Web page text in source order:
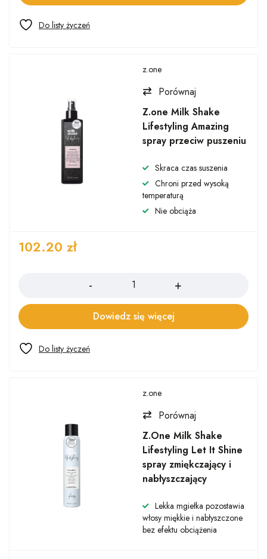
z.one
Porównaj
Z.one Milk Shake
Lifestyling Amazing
spray przeciw puszeniu
Skraca czas suszenia
Chroni przed wysoką
temperaturą
Nie obciąża
102.20 zł
Dowiedz się więcej
z.one
Porównaj
Z.One Milk Shake
Lifestyling Let It Shine
spray zmiękczający i
nabłyszczający
Lekka mgiełka pozostawia
włosy miękkie i nabłyszczone
bez efektu obciążenia